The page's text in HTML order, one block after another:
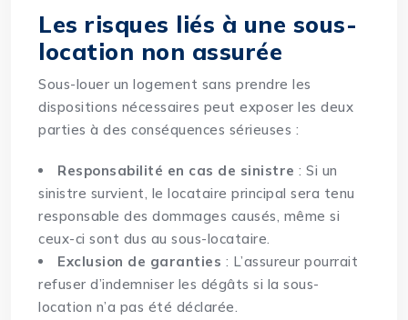
Les risques liés à une sous-
location non assurée
Sous-louer un logement sans prendre les
dispositions nécessaires peut exposer les deux
parties à des conséquences sérieuses :
Responsabilité en cas de sinistre : Si un
sinistre survient, le locataire principal sera tenu
responsable des dommages causés, même si
ceux-ci sont dus au sous-locataire.
Exclusion de garanties : L’assureur pourrait
refuser d’indemniser les dégâts si la sous-
location n’a pas été déclarée.